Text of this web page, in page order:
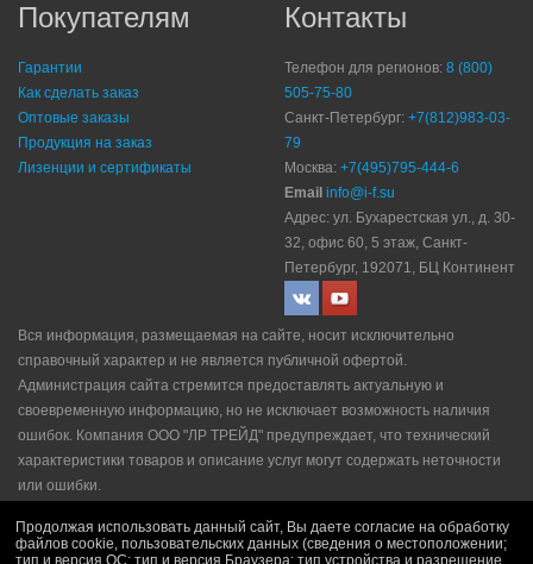
Покупателям
Гарантии
Как сделать заказ
Оптовые заказы
Продукция на заказ
Лизенции и сертификаты
Контакты
Телефон для регионов: 8 (800)
505-75-80
Санкт-Петербург: +7(812)983-03-
79
Москва: +7(495)795-444-6
Email info@i-f.su
Адрес: ул. Бухарестская ул., д. 30-
32, офис 60, 5 этаж, Санкт-
Петербург, 192071, БЦ Континент
Вся информация, размещаемая на сайте, носит исключительно
справочный характер и не является публичной офертой.
Администрация сайта стремится предоставлять актуальную и
своевременную информацию, но не исключает возможность наличия
ошибок. Компания ООО "ЛР ТРЕЙД" прeдупрeждaeт, что технический
характеристики товаров и описание услуг могут содержать неточности
или ошибки.
Политика рекламной рассылки|Правила продажи
Продолжая использовать данный сайт, Вы даете согласие на обработку
файлов cookie, пользовательских данных (сведения о местоположении;
тип и версия ОС; тип и версия Браузера; тип устройства и разрешение